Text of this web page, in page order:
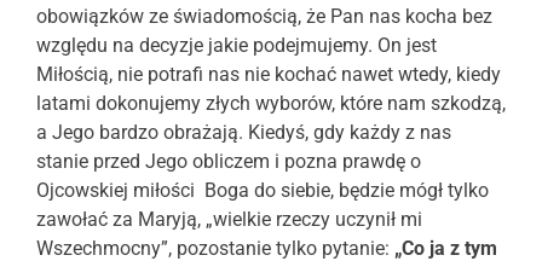
obowiązków ze świadomością, że Pan nas kocha bez
względu na decyzje jakie podejmujemy. On jest
Miłością, nie potrafi nas nie kochać nawet wtedy, kiedy
latami dokonujemy złych wyborów, które nam szkodzą,
a Jego bardzo obrażają. Kiedyś, gdy każdy z nas
stanie przed Jego obliczem i pozna prawdę o
Ojcowskiej miłości Boga do siebie, będzie mógł tylko
zawołać za Maryją, „wielkie rzeczy uczynił mi
Wszechmocny”, pozostanie tylko pytanie: „Co ja z tym